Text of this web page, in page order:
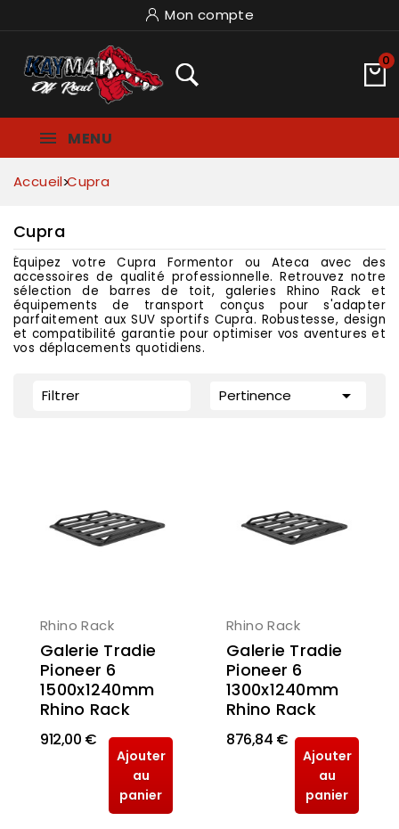
Mon compte
0
MENU
Accueil Cupra
Cupra
Équipez votre Cupra Formentor ou Ateca avec des
accessoires de qualité professionnelle. Retrouvez notre
sélection de barres de toit, galeries Rhino Rack et
équipements de transport conçus pour s'adapter
parfaitement aux SUV sportifs Cupra. Robustesse, design
et compatibilité garantie pour optimiser vos aventures et
vos déplacements quotidiens.
Filtrer Pertinence 
Rhino Rack
Galerie Tradie
Pioneer 6
1500x1240mm
Rhino Rack
912,00 €
Ajouter
au
panier
Rhino Rack
Galerie Tradie
Pioneer 6
1300x1240mm
Rhino Rack
876,84 €
Ajouter
au
panier